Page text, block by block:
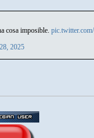
cosa imposible.
2025